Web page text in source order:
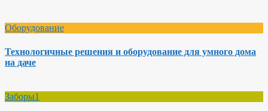
Оборудование
Технологичные решения и оборудование для умного дома
на даче
Заборы1